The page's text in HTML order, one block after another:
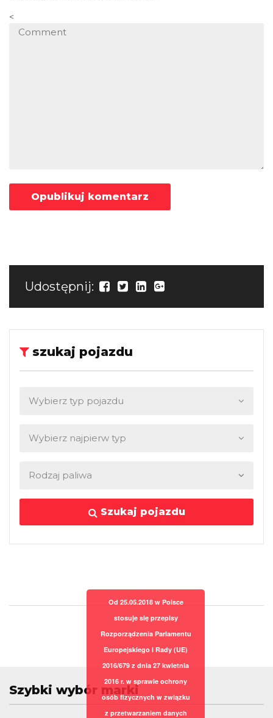
<
Udostępnij:
szukaj pojazdu
Szukaj pojazdu
Szybki wybór marki
Od 25.05.2018 w Polsce
stosuje się przepisy
Rozporządzenia Parlamentu
Europejskiego i Rady (UE)
2016/679 z dnia 27 kwietnia
2016 r. w sprawie ochrony
osób fizycznych w związku
z przetwarzaniem danych